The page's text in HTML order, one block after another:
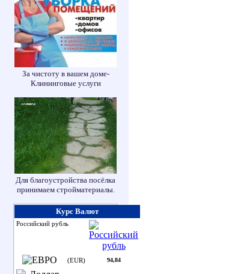
За чистоту в вашем доме-
Клининговые услуги
Для благоустройства посёлка
принимаем стройматериалы.
Курс Валют
Российский рубль
(EUR) 94,84